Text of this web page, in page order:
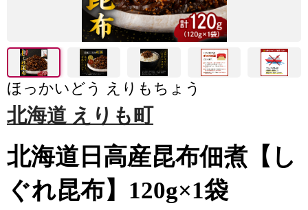
ほっかいどう えりもちょう
北海道 えりも町
北海道日高産昆布佃煮【し
ぐれ昆布】120g×1袋